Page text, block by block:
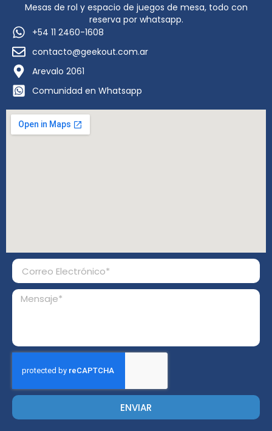
Mesas de rol y espacio de juegos de mesa, todo con
reserva por whatsapp.
+54 11 2460-1608
contacto@geekout.com.ar
Arevalo 2061
Comunidad en Whatsapp
ENVIAR